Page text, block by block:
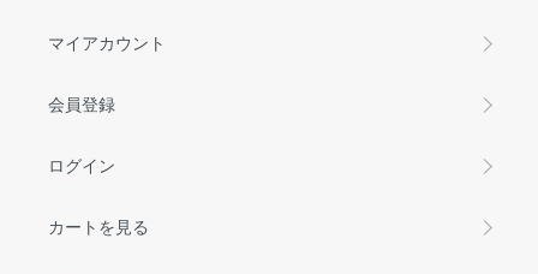
マイアカウント
会員登録
ログイン
カートを見る